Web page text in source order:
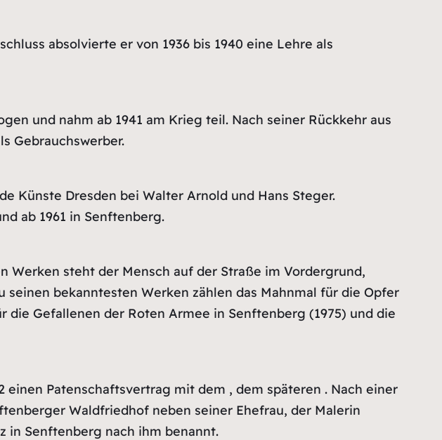
absolvierte er von 1936 bis 1940 eine Lehre als
und nahm ab 1941 am Krieg teil. Nach seiner Rückkehr aus
Gebrauchswerber.
Künste Dresden bei Walter Arnold und Hans Steger.
ab 1961 in Senftenberg.
Werken steht der Mensch auf der Straße im Vordergrund,
bekanntesten Werken zählen das Mahnmal für die Opfer
Gefallenen der Roten Armee in Senftenberg (1975) und die
einen Patenschaftsvertrag mit dem , dem späteren . Nach einer
Waldfriedhof neben seiner Ehefrau, der Malerin
in Senftenberg nach ihm benannt.